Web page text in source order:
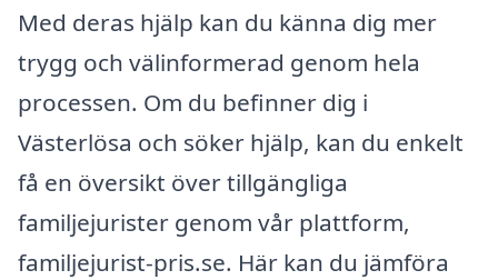
Med deras hjälp kan du känna dig mer
trygg och välinformerad genom hela
processen. Om du befinner dig i
Västerlösa och söker hjälp, kan du enkelt
få en översikt över tillgängliga
familjejurister genom vår plattform,
familjejurist-pris.se. Här kan du jämföra